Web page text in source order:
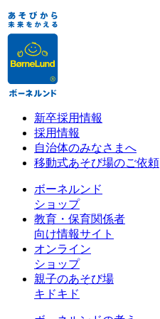
新卒採用情報
採用情報
自治体のみなさまへ
移動式あそび場のご依頼
ボーネルンド
ショップ
教育・保育関係者
向け情報サイト
オンライン
ショップ
親子のあそび場
キドキド